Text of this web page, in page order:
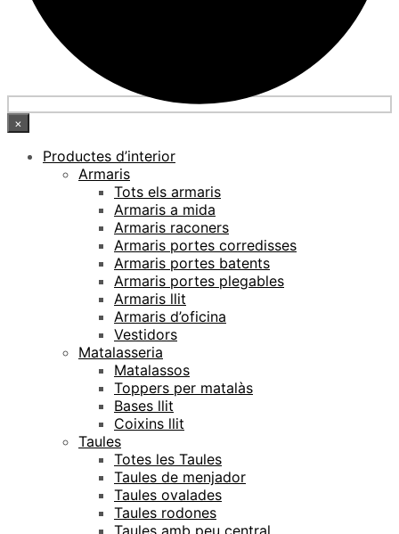
×
Productes d’interior
Armaris
Tots els armaris
Armaris a mida
Armaris raconers
Armaris portes corredisses
Armaris portes batents
Armaris portes plegables
Armaris llit
Armaris d’oficina
Vestidors
Matalasseria
Matalassos
Toppers per matalàs
Bases llit
Coixins llit
Taules
Totes les Taules
Taules de menjador
Taules ovalades
Taules rodones
Taules amb peu central